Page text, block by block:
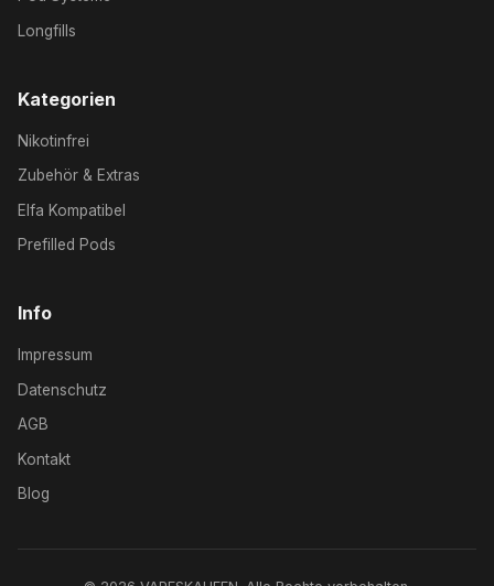
Longfills
Kategorien
Nikotinfrei
Zubehör & Extras
Elfa Kompatibel
Prefilled Pods
Info
Impressum
Datenschutz
AGB
Kontakt
Blog